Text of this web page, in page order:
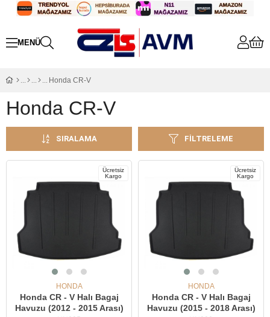
Honda CR-V
Honda CR-V
FILTRELEME
SIRALAMA
Ücretsiz
Kargo
HONDA
Honda CR - V Halı Bagaj
Havuzu (2012 - 2015 Arası)
Ücretsiz
Kargo
HONDA
Honda CR - V Halı Bagaj
Havuzu (2015 - 2018 Arası)